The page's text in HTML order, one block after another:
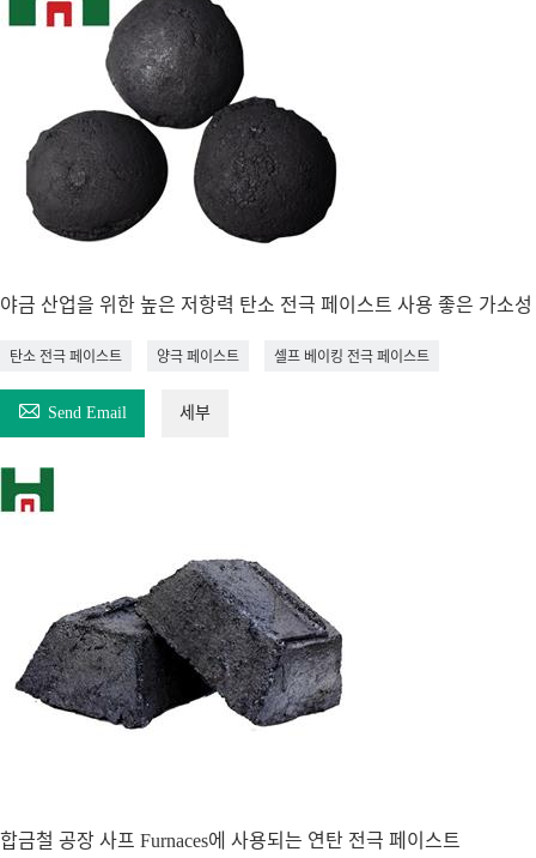
야금 산업을 위한 높은 저항력 탄소 전극 페이스트 사용 좋은 가소성
탄소 전극 페이스트 양극 페이스트 셀프 베이킹 전극 페이스트
 Send Email 세부
합금철 공장 사프 Furnaces에 사용되는 연탄 전극 페이스트